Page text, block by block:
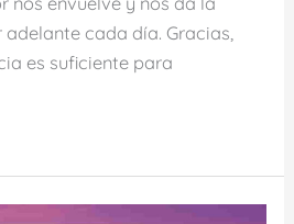
cada día. Gracias,
es suficiente para